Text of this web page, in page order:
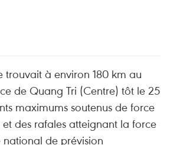
trouvait à environ 180 km au
de Quang Tri (Centre) tôt le 25
maximums soutenus de force
et des rafales atteignant la force
national de prévision